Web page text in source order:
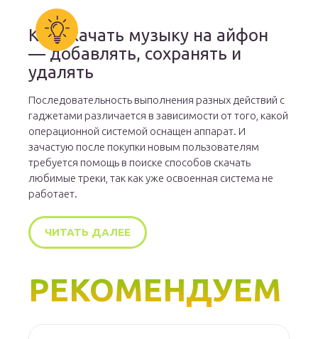
Как скачать музыку на айфон
— добавлять, сохранять и
удалять
Последовательность выполнения разных действий с
гаджетами различается в зависимости от того, какой
операционной системой оснащен аппарат. И
зачастую после покупки новым пользователям
требуется помощь в поиске способов скачать
любимые треки, так как уже освоенная система не
работает.
ЧИТАТЬ ДАЛЕЕ
РЕКОМЕНДУЕМ